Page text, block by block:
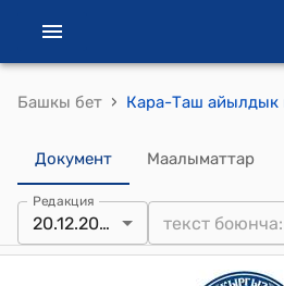
Башкы бет ›
Документ Маалыматтар
Редакция
20.12.2011